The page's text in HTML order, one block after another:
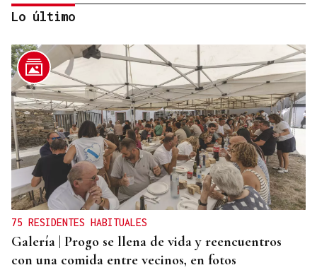
REFORMAS
Donald Trump deberá pedir permiso al Congreso
para construir el salón de baile en la Casa Blanca
Lo último
75 RESIDENTES HABITUALES
Galería | Progo se llena de vida y reencuentros
con una comida entre vecinos, en fotos